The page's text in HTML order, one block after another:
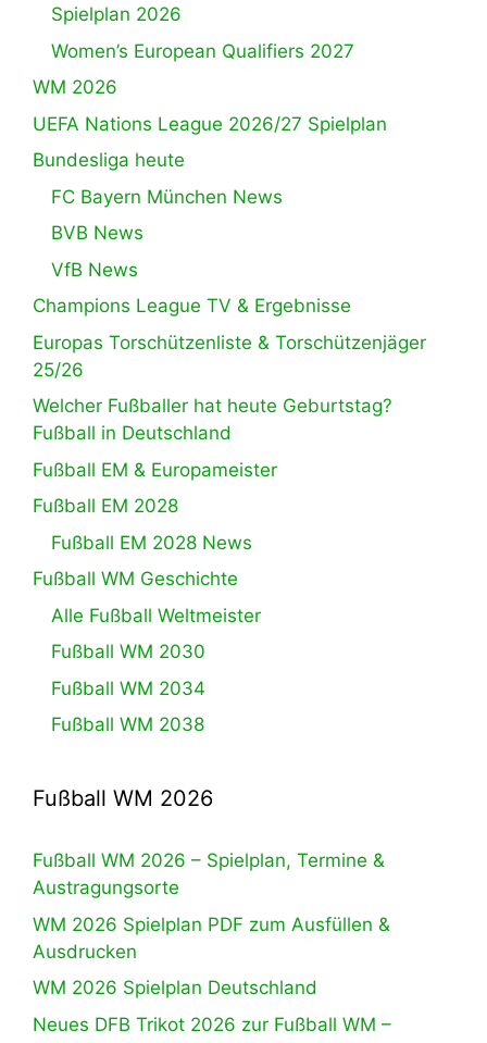
Spielplan 2026
Women’s European Qualifiers 2027
WM 2026
UEFA Nations League 2026/27 Spielplan
Bundesliga heute
FC Bayern München News
BVB News
VfB News
Champions League TV & Ergebnisse
Europas Torschützenliste & Torschützenjäger
25/26
Welcher Fußballer hat heute Geburtstag?
Fußball in Deutschland
Fußball EM & Europameister
Fußball EM 2028
Fußball EM 2028 News
Fußball WM Geschichte
Alle Fußball Weltmeister
Fußball WM 2030
Fußball WM 2034
Fußball WM 2038
Fußball WM 2026
Fußball WM 2026 – Spielplan, Termine &
Austragungsorte
WM 2026 Spielplan PDF zum Ausfüllen &
Ausdrucken
WM 2026 Spielplan Deutschland
Neues DFB Trikot 2026 zur Fußball WM –